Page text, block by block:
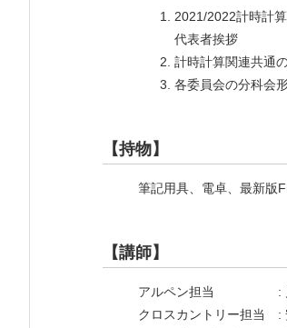
2021/2022計時計
代表者挨拶
計時計算関連共通
各委員会の分科会
【持物】
筆記用具、電卓、最新版
【講師】
アルペン担当 : 戸谷
クロスカントリー担当 :